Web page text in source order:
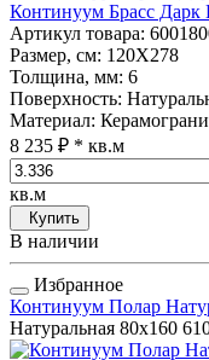
Континуум Брасс Дарк
Артикул товара:
Размер, см: 120Х278
Толщина, мм: 6
Поверхность:
Материал:
8 235 ₽ * кв.м
кв.м
Купить
В наличии
Избранное
Континуум Полар
Натуральная 80x160